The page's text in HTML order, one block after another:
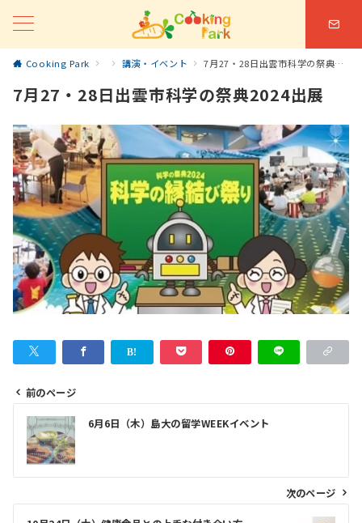
Cooking Park 講演・イベント 7月27・28日出雲市科学の祭典2024出展
7月27・28日出雲市科学の祭典2024出展
投
稿
ナ
ビ
ゲ
前のページ
6月6日（木）島大の留学WEEKイベント
次のページ